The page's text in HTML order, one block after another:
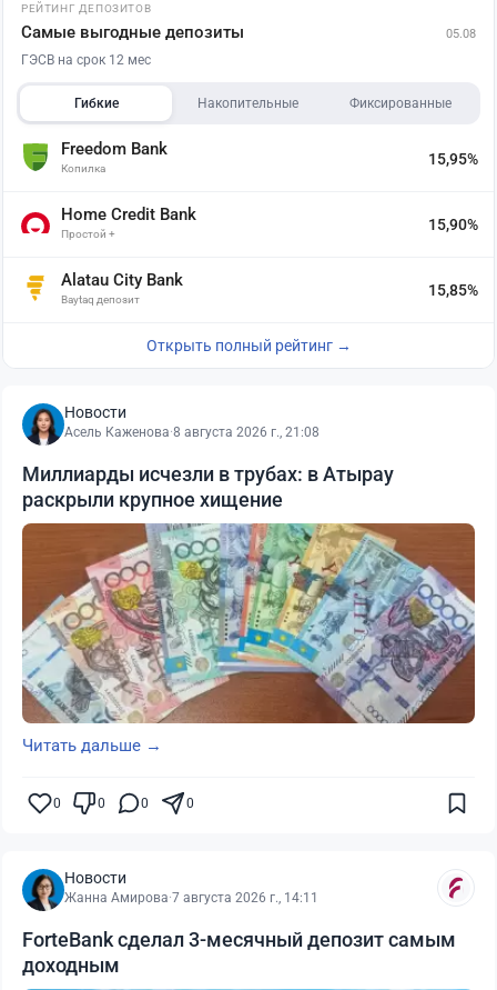
РЕЙТИНГ ДЕПОЗИТОВ
Самые выгодные депозиты 05.08
ГЭСВ на срок 12 мес
Гибкие Накопительные Фиксированные
Freedom Bank
Копилка
15,95%
Home Credit Bank
Простой +
15,90%
Alatau City Bank
Baytaq депозит
15,85%
Открыть полный рейтинг →
Новости
Асель Каженова·8 августа 2026 г., 21:08
Миллиарды исчезли в трубах: в Атырау
раскрыли крупное хищение
Читать дальше →
0 0 0 0
Новости
Жанна Амирова·7 августа 2026 г., 14:11
ForteBank сделал 3-месячный депозит самым
доходным